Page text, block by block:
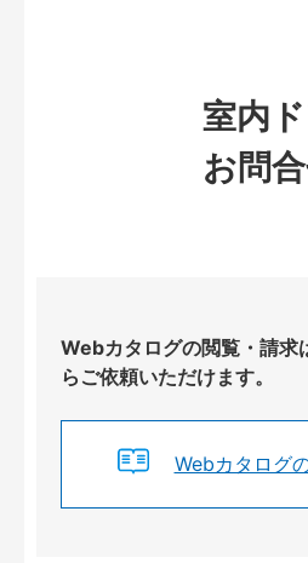
室内
お問
Webカタログの閲覧・請求
らご依頼いただけます。
Webカタログ